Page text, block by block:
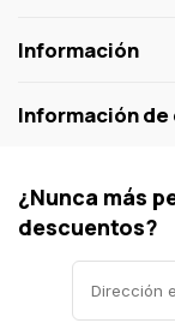
Información
Información
¿Nunca más
descuentos?